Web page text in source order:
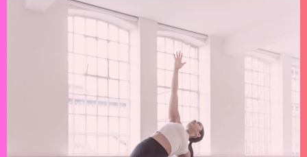
mais sûrement ? Le Pilates est fait pour vous.
En savoir plus